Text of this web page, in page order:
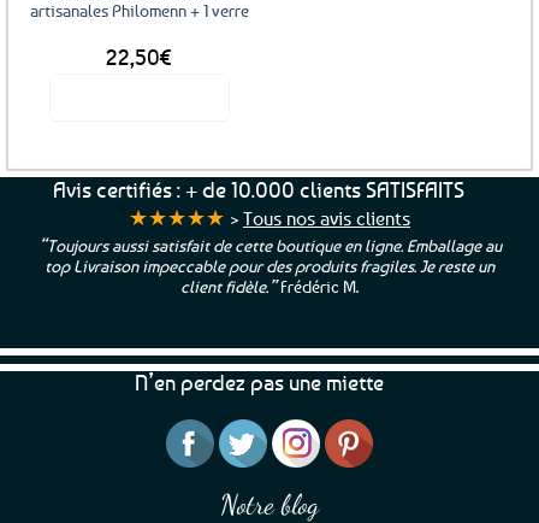
artisanales Philomenn + 1 verre
22,50€
Avis certifiés : + de 10.000 clients SATISFAITS
★★★★★ > Tous nos avis clients
“Toujours aussi satisfait de cette boutique en ligne. Emballage au
top Livraison impeccable pour des produits fragiles. Je reste un
client fidèle.”Frédéric M.
N’en perdez pas une miette
Notre blog